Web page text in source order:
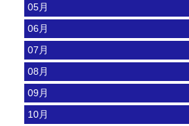
05月
06月
07月
08月
09月
10月